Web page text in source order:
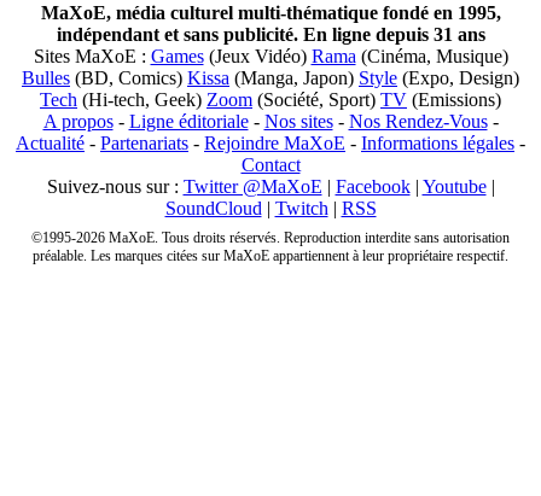
MaXoE, média culturel multi-thématique fondé en 1995,
indépendant et sans publicité. En ligne depuis 31 ans
Sites MaXoE : Games(Jeux Vidéo) Rama (Cinéma, Musique)
Bulles (BD, Comics) Kissa (Manga, Japon) Style (Expo, Design)
Tech (Hi-tech, Geek) Zoom (Société, Sport) TV (Emissions)
A propos- Ligne éditoriale- Nos sites- Nos Rendez-Vous-
Actualité - Partenariats - Rejoindre MaXoE - Informations légales -
Contact
Suivez-nous sur : Twitter @MaXoE | Facebook| Youtube|
SoundCloud | Twitch | RSS
©1995-2026 MaXoE. Tous droits réservés. Reproduction interdite sans autorisation
préalable. Les marques citées sur MaXoE appartiennent à leur propriétaire respectif.